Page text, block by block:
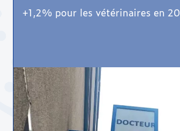
+1,2% pour les vétérinaires en